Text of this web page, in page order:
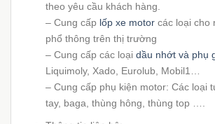
theo yêu cầu khách hàng.
– Cung cấp lốp xe motorcác loại cho
phổ thông trên thị trường
– Cung cấp các loại dầu nhớt và phụ
Liquimoly, Xado, Eurolub, Mobil1…
– Cung cấp phụ kiện motor: Các loại
tay, baga, thùng hông, thùng top ….